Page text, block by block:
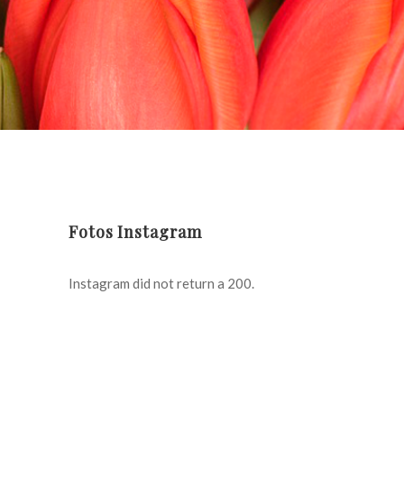
Fotos Instagram
Instagram did not return a 200.